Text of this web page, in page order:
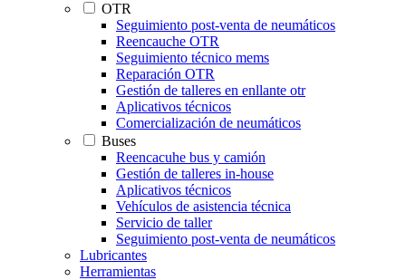
OTR
Seguimiento post-venta de neumáticos
Reencauche OTR
Seguimiento técnico mems
Reparación OTR
Gestión de talleres en enllante otr
Aplicativos técnicos
Comercialización de neumáticos
Buses
Reencacuhe bus y camión
Gestión de talleres in-house
Aplicativos técnicos
Vehículos de asistencia técnica
Servicio de taller
Seguimiento post-venta de neumáticos
Lubricantes
Herramientas